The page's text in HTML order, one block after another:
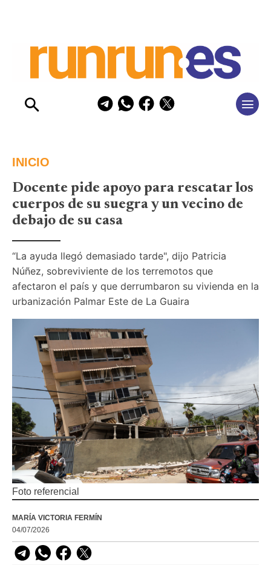
INICIO
Docente pide apoyo para rescatar los
cuerpos de su suegra y un vecino de
debajo de su casa
“La ayuda llegó demasiado tarde", dijo Patricia
Núñez, sobreviviente de los terremotos que
afectaron el país y que derrumbaron su vivienda en la
urbanización Palmar Este de La Guaira
Foto referencial
MARÍA VICTORIA FERMÍN
04/07/2026